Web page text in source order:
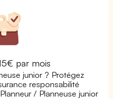
par mois
junior ? Protégez
responsabilité
/ Planneuse junior